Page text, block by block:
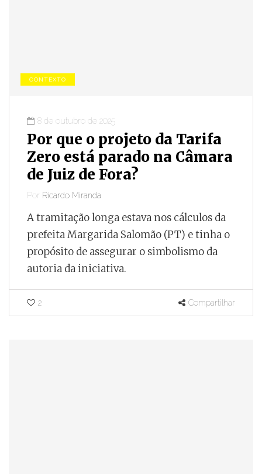
CONTEXTO
8 de outubro de 2025
Por que o projeto da Tarifa
Zero está parado na Câmara
de Juiz de Fora?
Por Ricardo Miranda
A tramitação longa estava nos cálculos da
prefeita Margarida Salomão (PT) e tinha o
propósito de assegurar o simbolismo da
autoria da iniciativa.
2 Compartilhar